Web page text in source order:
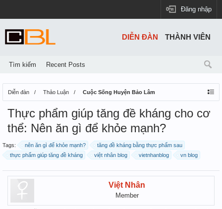
Đăng nhập
Diễn đàn Thảo Luận Cuộc Sống Huyện Bảo Lâm
Thực phẩm giúp tăng đề kháng cho cơ
thể: Nên ăn gì để khỏe mạnh?
Tags: nên ăn gì để khỏe mạnh?
tăng đề kháng bằng thực phẩm sau
thực phẩm giúp tăng đề kháng
việt nhân blog vietnhanblog vn blog
Việt Nhân
Member
DIỄN ĐÀN
Tìm kiếm Recent Posts
THÀNH VIÊN